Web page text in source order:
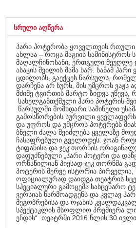
ᲡᲠᲣᲚᲘ ᲐᲦᲬᲔᲠᲐ
ჰარი პოტერობა ყოველთვის
ახლაა – როცა მაგიის სამინისტროს
მაღალჩინოსანი, ერთგული მეუღლე
ასაკის შვილის მამა ხარ. სანამ
ცდილობს, გაექცეს წარსულს,
დარჩენა არ სურს, მის უმცროს ვაჟს
მძიმე ტვირთის მარტო ზიდვა უწევს,
სახელგანთქმული ჰარი პოტერის
წარსულში მომხდარი საშინელი
გამოსწორების სურვილი ყველაფერს
და უფროს და უმცროს პოტერებს
ბნელი ძალა შეიძლება ყველაზე
ჩასაფრებული გველოდეს. ჯოან
ტიფანისა და ჯეკ თორნის
დაფუძნებული „ჰარი პოტერი და
ორნაწილიან პიესად ჯეკ თორნმა
პოტერის მერვე ისტორია
ოფიციალურად დაიდგა თეატრის
სპეციალური გამოცემა სასცენარო
ვერსიას წარმოადგენს და კვლავ
მეგობრებისა და ოჯახის
სპექტაკლის მსოფლიო პრემიერა
ენდის“ თეატრში 2016 წლის 30